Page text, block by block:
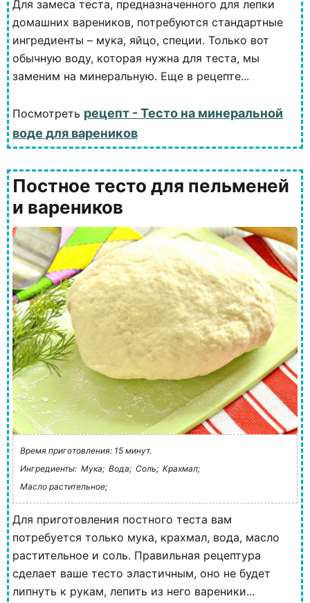
Для замеса теста, предназначенного для лепки
домашних вареников, потребуются стандартные
ингредиенты – мука, яйцо, специи. Только вот
обычную воду, которая нужна для теста, мы
заменим на минеральную. Еще в рецепте...
Посмотреть рецепт - Тесто на минеральной
воде для вареников
Постное тесто для пельменей
и вареников
Время приготовления: 15 минут.
Ингредиенты: Мука; Вода; Соль; Крахмал;
Масло растительное;
Для приготовления постного теста вам
потребуется только мука, крахмал, вода, масло
растительное и соль. Правильная рецептура
сделает ваше тесто эластичным, оно не будет
липнуть к рукам, лепить из него вареники...